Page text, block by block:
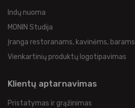
Indų nuoma
MONIN Studija
Įranga restoranams, kavinėms, barams
Vienkartinių produktų logotipavimas
Klientų aptarnavimas
Pristatymas ir grąžinimas